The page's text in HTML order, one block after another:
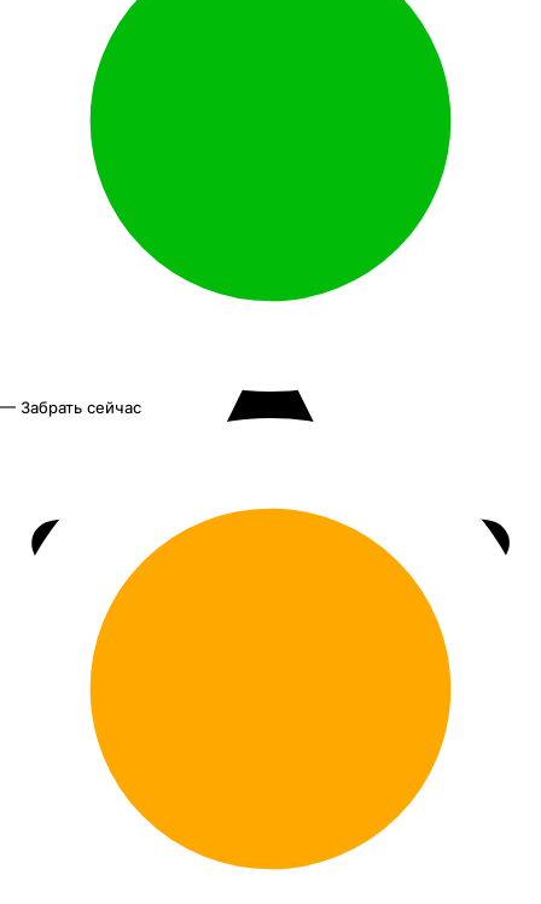
— Забрать сейчас